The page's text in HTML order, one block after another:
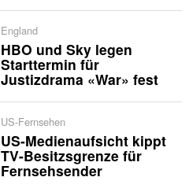
England
HBO und Sky legen
Starttermin für
Justizdrama «War» fest
US-Fernsehen
US-Medienaufsicht kippt
TV-Besitzsgrenze für
Fernsehsender